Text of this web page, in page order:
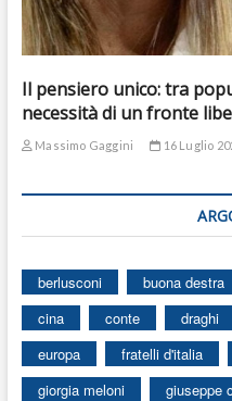
Il pensiero unico: tra
necessità di un fronte
Massimo Gaggini 16 Luglio
berlusconi buona destra
cina
conte draghi
europa
fratelli d'italia
giorgia meloni
giuseppe